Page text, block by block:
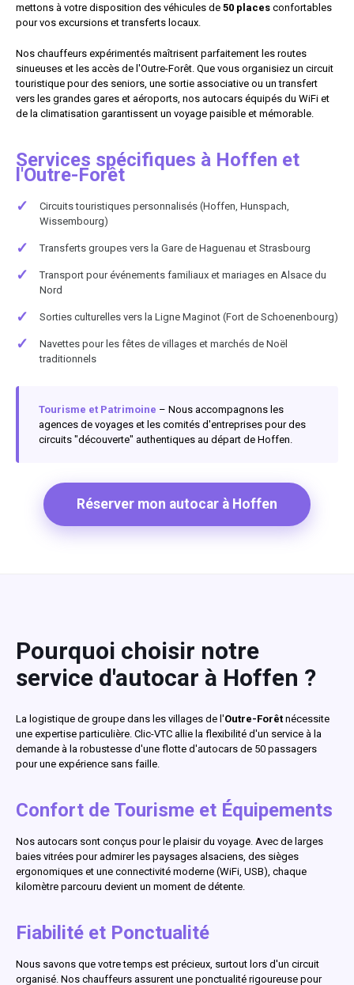
mettons à votre disposition des véhicules de 50 places confortables
pour vos excursions et transferts locaux.
Nos chauffeurs expérimentés maîtrisent parfaitement les routes
sinueuses et les accès de l'Outre-Forêt. Que vous organisiez un circuit
touristique pour des seniors, une sortie associative ou un transfert
vers les grandes gares et aéroports, nos autocars équipés du WiFi et
de la climatisation garantissent un voyage paisible et mémorable.
Services spécifiques à Hoffen et
l'Outre-Forêt
✓
Circuits touristiques personnalisés (Hoffen, Hunspach,
Wissembourg)
✓ Transferts groupes vers la Gare de Haguenau et Strasbourg
✓
Transport pour événements familiaux et mariages en Alsace du
Nord
✓ Sorties culturelles vers la Ligne Maginot (Fort de Schoenenbourg)
✓
Navettes pour les fêtes de villages et marchés de Noël
traditionnels
Tourisme et Patrimoine – Nous accompagnons les
agences de voyages et les comités d'entreprises pour des
circuits "découverte" authentiques au départ de Hoffen.
Réserver mon autocar à Hoffen
Pourquoi choisir notre
service d'autocar à Hoffen ?
La logistique de groupe dans les villages de l'Outre-Forêt nécessite
une expertise particulière. Clic-VTC allie la flexibilité d'un service à la
demande à la robustesse d'une flotte d'autocars de 50 passagers
pour une expérience sans faille.
Confort de Tourisme et Équipements
Nos autocars sont conçus pour le plaisir du voyage. Avec de larges
baies vitrées pour admirer les paysages alsaciens, des sièges
ergonomiques et une connectivité moderne (WiFi, USB), chaque
kilomètre parcouru devient un moment de détente.
Fiabilité et Ponctualité
Nous savons que votre temps est précieux, surtout lors d'un circuit
organisé. Nos chauffeurs assurent une ponctualité rigoureuse pour